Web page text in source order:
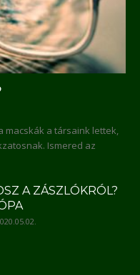
macskák a társaink lettek,
Ismered az
A ZÁSZLÓKRÓL?